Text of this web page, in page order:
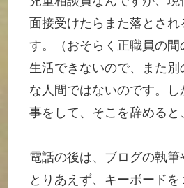
面接受けたらまた落とさ
す。（おそらく正職員の間
生活できないので、また
な人間ではないのです。
事をして、そこを辞めると
電話の後は、ブログの執
とりあえず、キーボード